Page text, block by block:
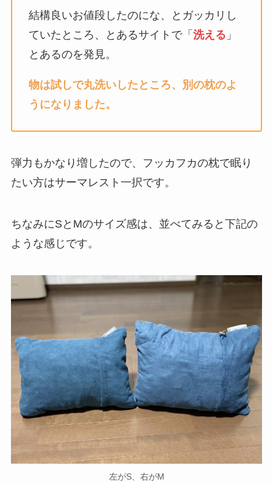
結構良いお値段したのにな、とガッカリし
ていたところ、とあるサイトで「 洗える 」
とあるのを発見。
物は試しで丸洗いしたところ、別の枕のよ
うになりました。
弾力もかなり増したので、フッカフカの枕で眠り
たい方はサーマレスト一択です。
ちなみにSとMのサイズ感は、並べてみると下記の
ような感じです。
左がS、右がM